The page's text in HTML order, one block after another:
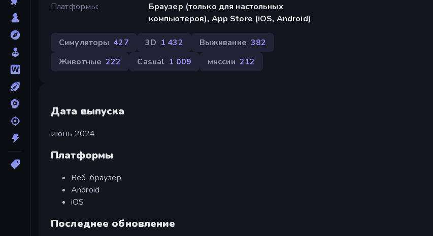
Платформы
Браузер (только для настольных
компьютеров), App Store (iOS, Android)
Симуляторы 427 3D 1 432 Выживание 382
Животные 222 Casual 1 009 миссии 212
Дата выпуска
июнь 2024
Платформы
Веб-браузер
Android
iOS
Последнее обновление